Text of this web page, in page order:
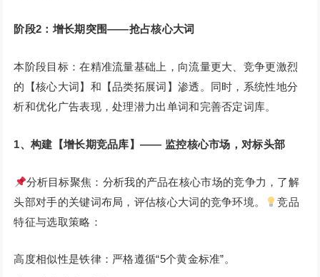
阶段2：增长期突围——抢占核心大词
本阶段目标：在精准流量基础上，向流量更大、竞争更激烈
的【核心大词】和【品类拓展词】渗透。同时，系统性地分
析和优化广告表现，处理潜力出单词和完善否定词库。
1、构建【增长期竞品库】—— 监控核心市场，对标头部
分析目标聚焦：分析我的产品在核心市场的竞争力，了解
头部对手的关键词布局，评估核心大词的竞争环境。
竞品
特征与选取策略：
高度相似性是铁律：严格遵循“5个黄金标准”。